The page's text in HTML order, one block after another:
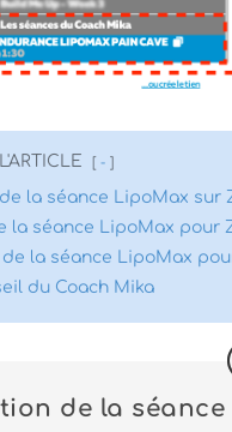
-
la séance LipoMax sur
la séance LipoMax pour
la séance LipoMax
du Coach Mika
de la